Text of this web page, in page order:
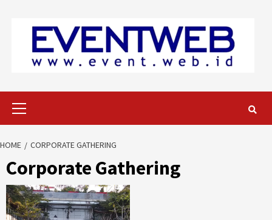
HOME CORPORATE GATHERING
Corporate Gathering